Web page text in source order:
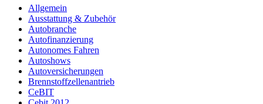
Allgemein
Ausstattung & Zubehör
Autobranche
Autofinanzierung
Autonomes Fahren
Autoshows
Autoversicherungen
Brennstoffzellenantrieb
CeBIT